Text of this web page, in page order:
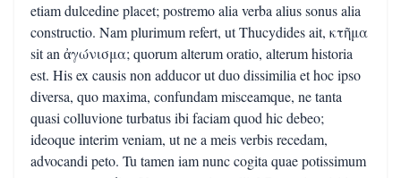
etiam dulcedine placet; postremo alia verba alius sonus alia
constructio. Nam plurimum refert, ut Thucydides ait, κτῆμα
sit an ἀγώνισμα; quorum alterum oratio, alterum historia
est. His ex causis non adducor ut duo dissimilia et hoc ipso
diversa, quo maxima, confundam misceamque, ne tanta
quasi colluvione turbatus ibi faciam quod hic debeo;
ideoque interim veniam, ut ne a meis verbis recedam,
advocandi peto. Tu tamen iam nunc cogita quae potissimum